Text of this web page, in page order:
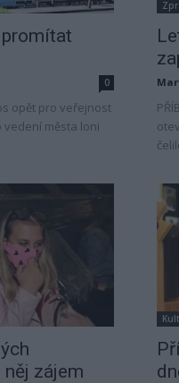
0
opět pro veřejnost
města loni
zájem